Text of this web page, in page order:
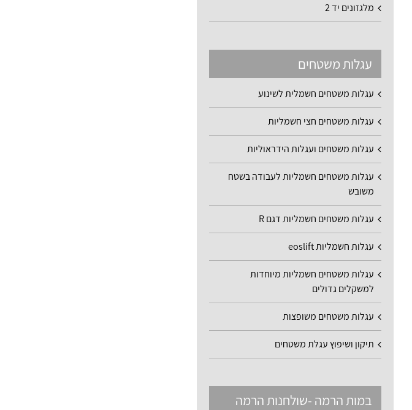
מלגזונים יד 2
עגלות משטחים
עגלות משטחים חשמלית לשינוע
עגלות משטחים חצי חשמליות
עגלות משטחים ועגלות הידראוליות
עגלות משטחים חשמליות לעבודה בשטח
משובש
עגלות משטחים חשמליות דגם R
עגלות חשמליות eoslift
עגלות משטחים חשמליות מיוחדות
למשקלים גדולים
עגלות משטחים משופצות
תיקון ושיפוץ עגלת משטחים
במות הרמה -שולחנות הרמה